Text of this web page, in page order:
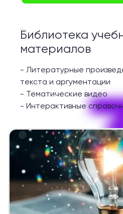
Библиотека
материалов
- Литературные
текста и аргументации
- Тематические видео
- Интерактивные